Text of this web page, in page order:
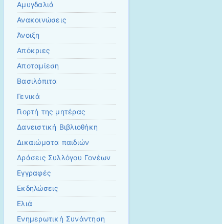
Αμυγδαλιά
Ανακοινώσεις
Άνοιξη
Απόκριες
Αποταμίεση
Βασιλόπιτα
Γενικά
Γιορτή της μητέρας
Δανειστική Βιβλιοθήκη
Δικαιώματα παιδιών
Δράσεις Συλλόγου Γονέων
Εγγραφές
Εκδηλώσεις
Ελιά
Ενημερωτική Συνάντηση